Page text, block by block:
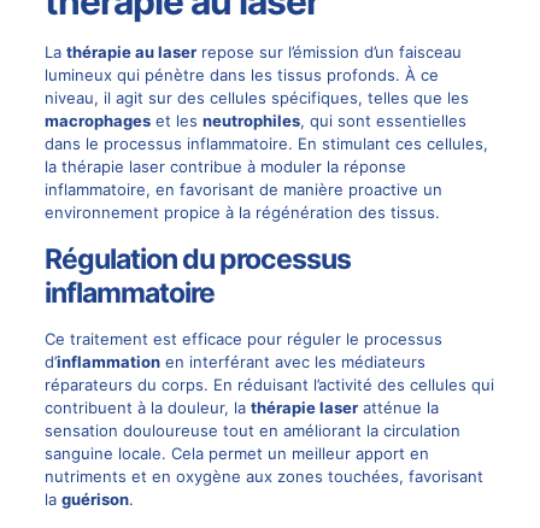
La thérapie au laserrepose sur l’émission d’un faisceau
lumineux qui pénètre dans les tissus profonds. À ce
niveau, il agit sur des cellules spécifiques, telles que les
macrophageset les neutrophiles, qui sont essentielles
dans le processus inflammatoire. En stimulant ces cellules,
la thérapie laser contribue à moduler la réponse
inflammatoire, en favorisant de manière proactive un
environnement propice à la régénération des tissus.
Régulation du processus
inflammatoire
Ce traitement est efficace pour réguler le processus
d’inflammationen interférant avec les médiateurs
réparateurs du corps. En réduisant l’activité des cellules qui
contribuent à la douleur, la thérapie laseratténue la
sensation douloureuse tout en améliorant la circulation
sanguine locale. Cela permet un meilleur apport en
nutriments et en oxygène aux zones touchées, favorisant
la guérison.